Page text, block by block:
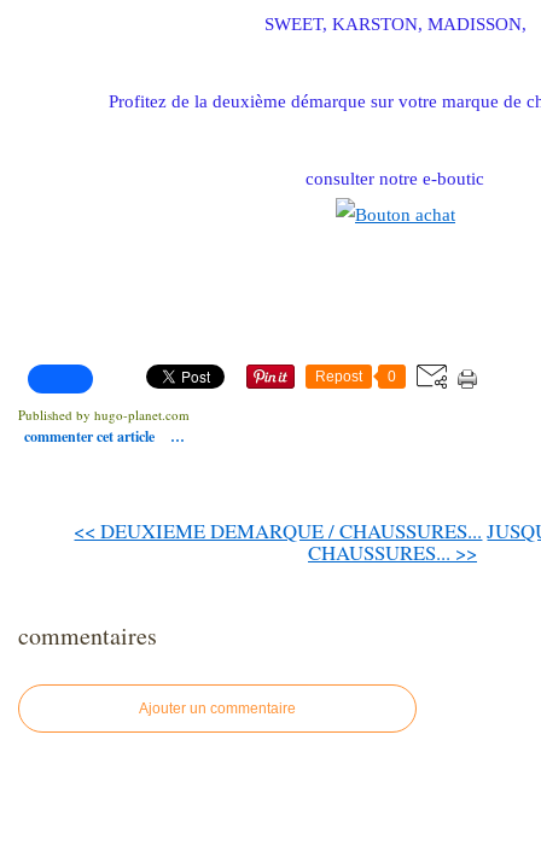
SWEET, KARSTON, MADISSON,
Profitez de la deuxième démarque sur votre marque de
consulter notre e-boutic
Repost 0
Published by hugo-planet.com
commenter cet article …
<< DEUXIEME DEMARQUE / CHAUSSURES...
CHAUSSURES... >>
commentaires
Ajouter un commentaire